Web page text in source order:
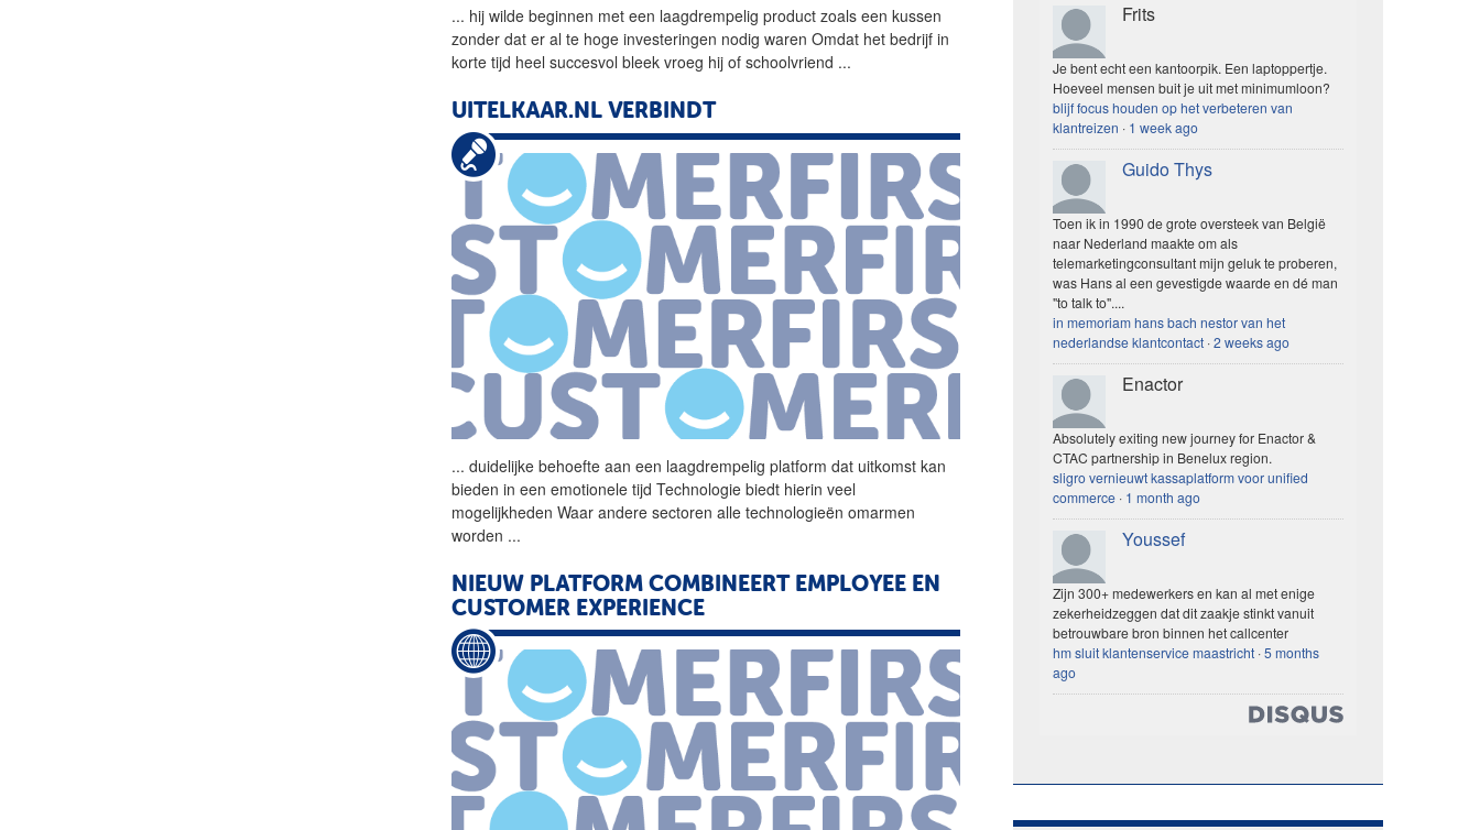
... hij wilde beginnen met een laagdrempelig product zoals een kussen
zonder dat er al te hoge investeringen nodig waren Omdat het bedrijf in
korte tijd heel succesvol bleek vroeg hij of schoolvriend ...
UITELKAAR.NL VERBINDT
... duidelijke behoefte aan een laagdrempelig platform dat uitkomst kan
bieden in een emotionele tijd Technologie biedt hierin veel
mogelijkheden Waar andere sectoren alle technologieën omarmen
worden ...
NIEUW PLATFORM COMBINEERT EMPLOYEE EN
CUSTOMER EXPERIENCE
Frits
Je bent echt een kantoorpik. Een laptoppertje.
Hoeveel mensen buit je uit met minimumloon?
blijf focus houden op het verbeteren van
klantreizen · 1 week ago
Guido Thys
Toen ik in 1990 de grote oversteek van België
naar Nederland maakte om als
telemarketingconsultant mijn geluk te proberen,
was Hans al een gevestigde waarde en dé man
"to talk to"....
in memoriam hans bach nestor van het
nederlandse klantcontact ·2 weeks ago
Enactor
Absolutely exiting new journey for Enactor &
CTAC partnership in Benelux region.
sligro vernieuwt kassaplatform voor unified
commerce · 1 month ago
Youssef
Zijn 300+ medewerkers en kan al met enige
zekerheidzeggen dat dit zaakje stinkt vanuit
betrouwbare bron binnen het callcenter
hm sluit klantenservice maastricht ·5 months
ago